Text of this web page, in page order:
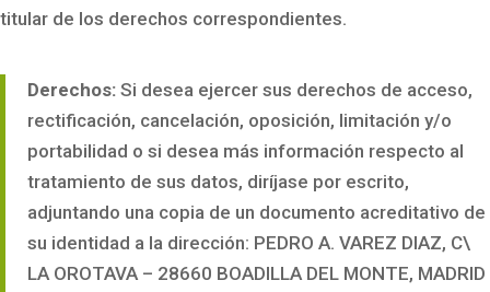
titular de los derechos correspondientes.
Derechos: Si desea ejercer sus derechos de acceso,
rectificación, cancelación, oposición, limitación y/o
portabilidad o si desea más información respecto al
tratamiento de sus datos, diríjase por escrito,
adjuntando una copia de un documento acreditativo de
su identidad a la dirección: PEDRO A. VAREZ DIAZ, C\
LA OROTAVA – 28660 BOADILLA DEL MONTE, MADRID